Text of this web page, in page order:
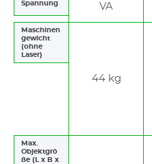
Spannung
VA
Maschinen
gewicht
(ohne
Laser)
44 kg
Max.
Objektgrö
ße (L x B x